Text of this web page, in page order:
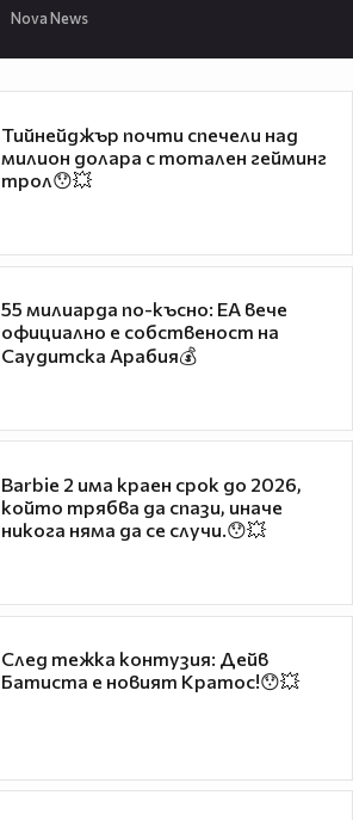
Nova News
Тийнейджър почти спечели над
милион долара с тотален гейминг
трол😯💥
55 милиарда по-късно: EA вече
официално е собственост на
Саудитска Арабия💰
Barbie 2 има краен срок до 2026,
който трябва да спази, иначе
никога няма да се случи.😯💥
След тежка контузия: Дейв
Батиста е новият Кратос!😯💥